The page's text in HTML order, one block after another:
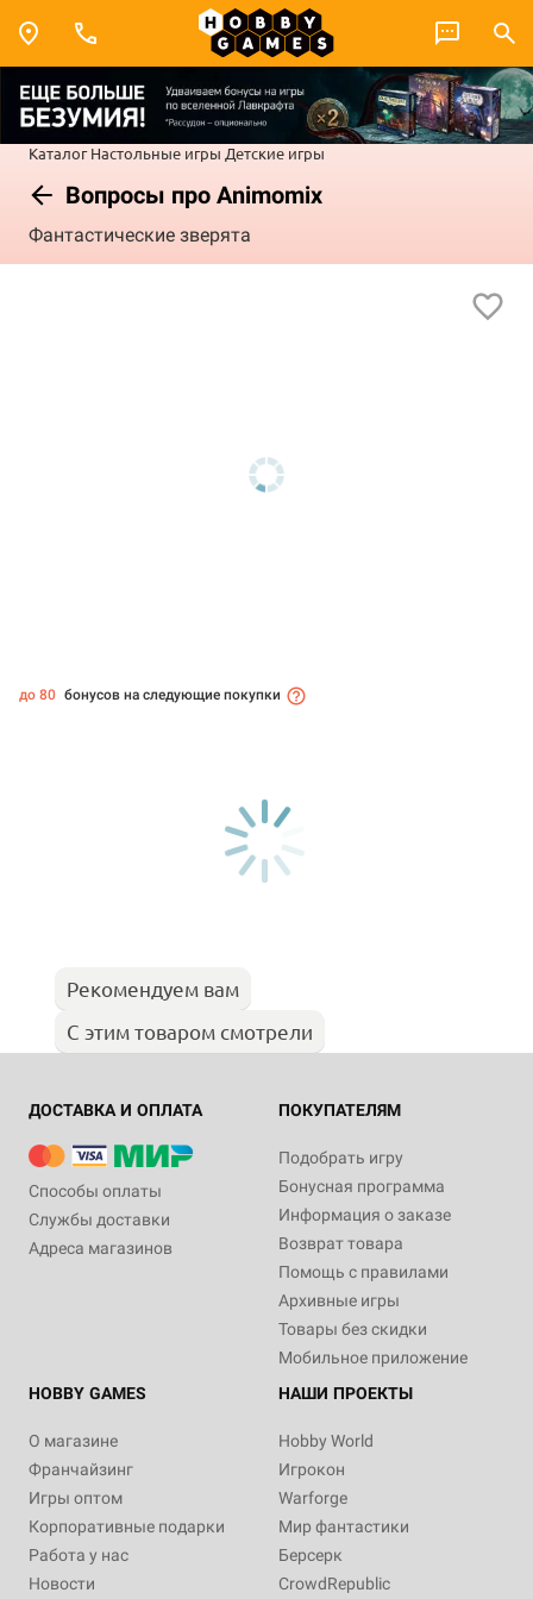
Каталог Настольные игры Детские игры
Вопросы про Animomix
Фантастические зверята
до 80 бонусов на следующие покупки
Рекомендуем вам
С этим товаром смотрели
ДОСТАВКА И ОПЛАТА
Способы оплаты
Службы доставки
Адреса магазинов
ПОКУПАТЕЛЯМ
Подобрать игру
Бонусная программа
Информация о заказе
Возврат товара
Помощь с правилами
Архивные игры
Товары без скидки
Мобильное приложение
HOBBY GAMES
О магазине
Франчайзинг
Игры оптом
Корпоративные подарки
Работа у нас
Новости
НАШИ ПРОЕКТЫ
Hobby World
Игрокон
Warforge
Мир фантастики
Берсерк
CrowdRepublic